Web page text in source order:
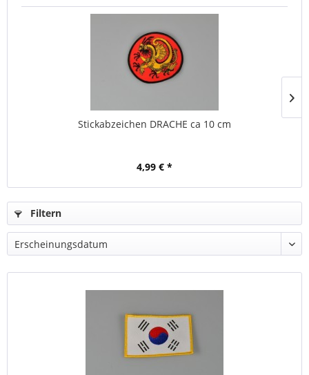
Stickabzeichen DRACHE ca 10 cm
4,99 € *
Filtern